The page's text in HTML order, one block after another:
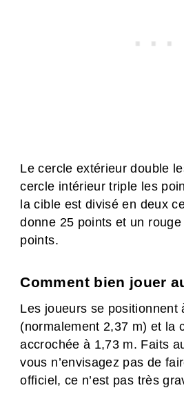
Le cercle extérieur double
cercle intérieur triple les
la cible est divisé en deux
donne 25 points et un
points.
Comment bien jouer
Les joueurs se positionnent
(normalement 2,37 m) et la
accrochée à 1,73 m. Faits
vous n’envisagez pas de
officiel, ce n’est pas très